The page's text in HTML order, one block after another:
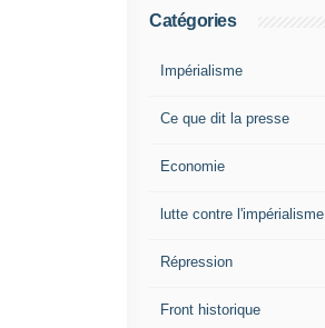
Catégories
Impérialisme
Ce que dit la presse
Economie
lutte contre l'impérialisme
Répression
Front historique